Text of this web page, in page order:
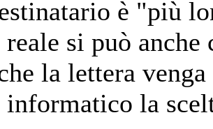
è "più
reale si può
la lettera
informatico la